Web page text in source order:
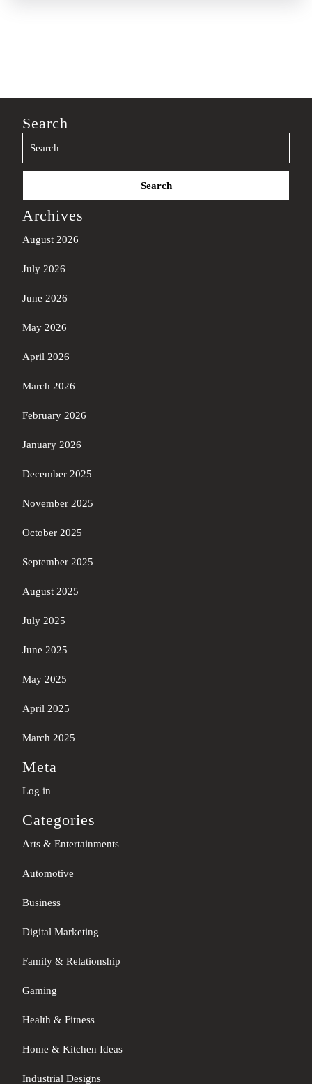
Search
Search
Archives
August 2026
July 2026
June 2026
May 2026
April 2026
March 2026
February 2026
January 2026
December 2025
November 2025
October 2025
September 2025
August 2025
July 2025
June 2025
May 2025
April 2025
March 2025
Meta
Log in
Categories
Arts & Entertainments
Automotive
Business
Digital Marketing
Family & Relationship
Gaming
Health & Fitness
Home & Kitchen Ideas
Industrial Designs